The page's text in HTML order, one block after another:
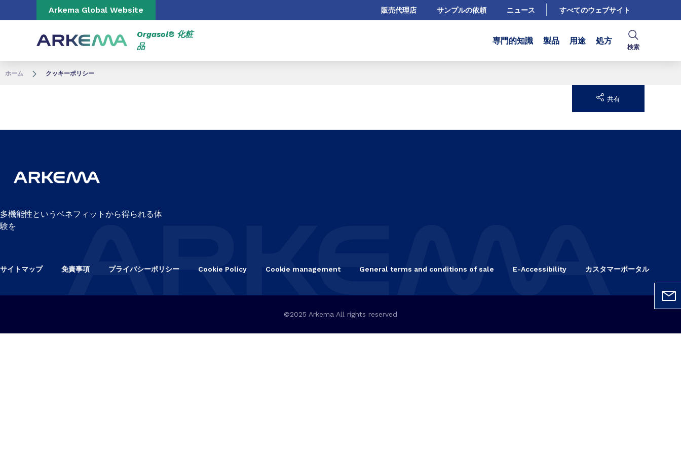
Go to content Go to navigation
Arkema Global Website 販売代理店 サンプルの依頼 ニュース すべてのウェブサイト
Orgasol® 化粧
品
専門的知識 製品 用途 処方
検索
ホーム クッキーポリシー
共有
多機能性というベネフィットから得られる体
験を
サイトマップ 免責事項 プライバシーポリシー Cookie Policy Cookie management General terms and conditions of sale E-Accessibility カスタマーポータル
©2025 Arkema All rights reserved